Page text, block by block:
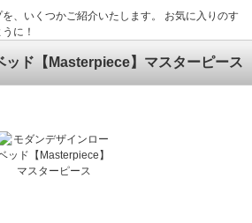
、いくつかご紹介いたします。 お気に入りのす
に！
ッド【Masterpiece】マスターピース